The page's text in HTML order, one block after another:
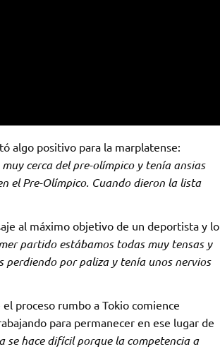
algo positivo para la marplatense:
cerca del pre-olímpico y tenía ansias
el Pre-Olímpico. Cuando dieron la lista
al máximo objetivo de un deportista y lo
partido estábamos todas muy tensas y
perdiendo por paliza y tenía unos nervios
proceso rumbo a Tokio comience
para permanecer en ese lugar de
se hace difícil porque la competencia a